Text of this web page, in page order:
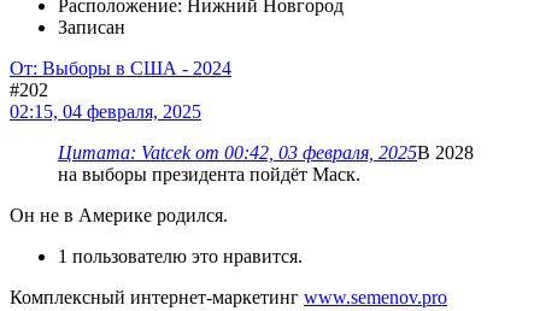
Расположение: Нижний Новгород
Записан
От: Выборы в США - 2024
#202
02:15, 04 февраля, 2025
Цитата: Vatcek от 00:42, 03 февраля, 2025В 2028
на выборы президента пойдёт Маск.
Он не в Америке родился.
1 пользователю это нравится.
Комплексный интернет-маркетинг www.semenov.pro